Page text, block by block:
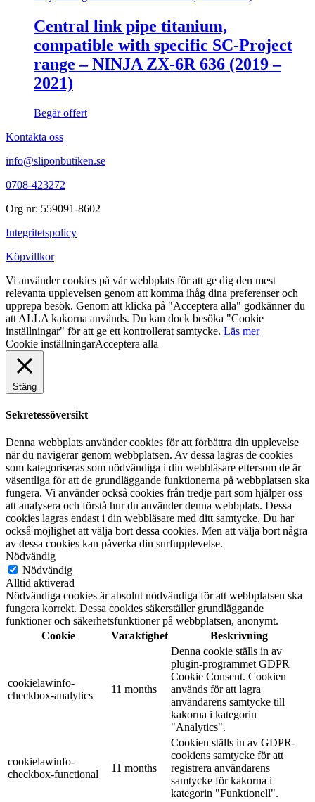
Central link pipe titanium,
compatible with specific SC-Project
range – NINJA ZX-6R 636 (2019 –
2021)
Begär offert
Kontakta oss
info@sliponbutiken.se
0708-423272
Org nr: 559091-8602
Integritetspolicy
Köpvillkor
Vi använder cookies på vår webbplats för att ge dig den mest
relevanta upplevelsen genom att komma ihåg dina preferenser och
upprepa besök. Genom att klicka på "Acceptera alla" godkänner du
att ALLA kakorna används. Du kan dock besöka "Cookie
inställningar" för att ge ett kontrollerat samtycke. Läs mer
Cookie inställningarAcceptera alla
Stäng
Sekretessöversikt
Denna webbplats använder cookies för att förbättra din upplevelse
när du navigerar genom webbplatsen. Av dessa lagras de cookies
som kategoriseras som nödvändiga i din webbläsare eftersom de är
väsentliga för att de grundläggande funktionerna på webbplatsen ska
fungera. Vi använder också cookies från tredje part som hjälper oss
att analysera och förstå hur du använder denna webbplats. Dessa
cookies lagras endast i din webbläsare med ditt samtycke. Du har
också möjlighet att välja bort dessa cookies. Men att välja bort några
av dessa cookies kan påverka din surfupplevelse.
Nödvändig
Nödvändig
Alltid aktiverad
Nödvändiga cookies är absolut nödvändiga för att webbplatsen ska
fungera korrekt. Dessa cookies säkerställer grundläggande
funktioner och säkerhetsfunktioner på webbplatsen, anonymt.
Cookie
Varaktighet Beskrivning
cookielawinfo-
checkbox-analytics
11 months
Denna cookie ställs in av
plugin-programmet GDPR
Cookie Consent. Cookien
används för att lagra
användarens samtycke till
kakorna i kategorin
"Analytics".
cookielawinfo-
checkbox-functional
11 months
Cookien ställs in av GDPR-
cookiens samtycke för att
registrera användarens
samtycke för kakorna i
kategorin "Funktionell".